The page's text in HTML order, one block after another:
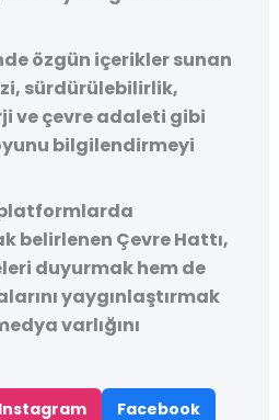
özgün içerikler sunan
sürdürülebilirlik,
ve çevre adaleti gibi
bilgilendirmeyi
platformlarda
belirlenen Çevre Hattı,
duyurmak hem de
yaygınlaştırmak
varlığını
Instagram
Facebook